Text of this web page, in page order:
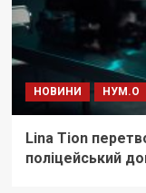
НОВИНИ НУМ.О
Lina Tion
поліцейський